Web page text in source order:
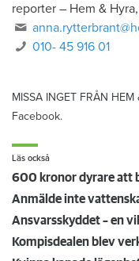
reporter – Hem &
010- 45 916 01
MISSA INGET FRÅN HEM
Facebook.
Läs också
600 kronor dyrare att
Ansvarsskyddet – en